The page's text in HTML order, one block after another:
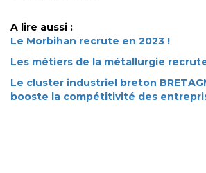
A lire aussi :
Le Morbihan recrute en 2023 !
Les métiers de la métallurgie
Le cluster industriel breton
booste la compétitivité des